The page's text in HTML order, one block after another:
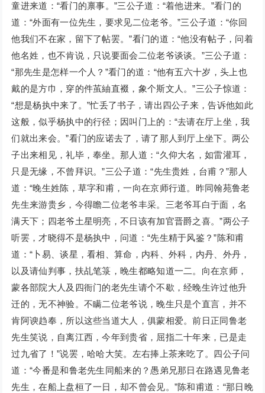
童进来道：“看门的禀事。”三公子道：“着他进来。”看门的
道：“外面有一位先生，要求见二位老爷。”三公子道：“你回
他我们不在家，留下了帖罢。”看门的道：“他没有帖子，问着
他名姓，也不肯说，只说要面会二位老爷谈谈。”三公子道：
“那先生是怎样一个人？”看门的道：“他有五六十岁，头上也
戴的是方巾，穿的件茧紬直裰，象个斯文人。”三公子惊道：
“想是杨执中来了。”忙丢了书子，请出四公子来，告诉他如此
这般，似乎杨执中的行径；因叫门上的：“去请在厅上坐，我
们就出来会。”看门的应诺去了，请了那人到厅上坐下。两公
子出来相见，礼毕，奉坐。那人道：“久仰大名，如雷灌耳，
只是无缘，不曾拜识。”三公子道：“先生贵姓，台甫？”那人
道：“晚生姓陈，草字和甫，一向在京师行道。昨同翰苑鲁老
先生来游贵乡，今得瞻二位老爷丰采。三老爷耳白于面，名
满天下；四老爷土星明亮，不日该有加官晋爵之喜。”两公子
听罢，才晓得不是杨执中，问道：“先生精于风鉴？”陈和甫
道：“卜易、谈星，看相、算命，内科、外科，内丹、外丹，
以及请仙判事，扶乩笔箓，晚生都略知道一二。向在京师，
蒙各部院大人及四衙门的老先生请个不歇，经晚生许过他升
迁的，无不神验。不瞒二位老爷说，晚生只是个直言，并不
肯阿谀趋奉，所以这些当道大人，俱蒙相爱。前日正同鲁老
先生笑说，自离江西，今年到贵省，屈指二十年来，已是走
过九省了！”说罢，哈哈大笑。左右捧上茶来吃了。四公子问
道：“今番是和鲁老先生同船来的？愚弟兄那日在路遇见鲁老
先生，在船上盘桓了一日，却不曾会见。”陈和甫道：“那日晚